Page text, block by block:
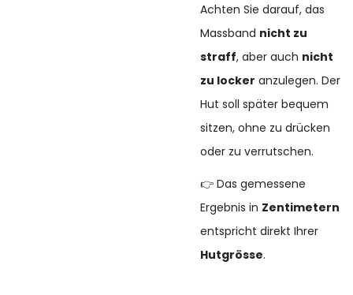
Achten Sie darauf, das
Massband nicht zu
straff, aber auch nicht
zu locker anzulegen. Der
Hut soll später bequem
sitzen, ohne zu drücken
oder zu verrutschen.
👉 Das gemessene
Ergebnis in Zentimetern
entspricht direkt Ihrer
Hutgrösse.